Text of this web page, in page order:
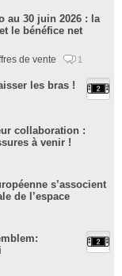
au 30 juin 2026 : la
le bénéfice net
de vente 1
les bras !
collaboration :
à venir !
s’associent
de l’espace